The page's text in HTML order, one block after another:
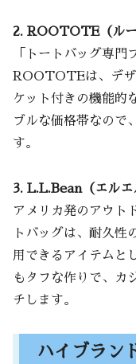
2. ROOTOTE（ルー
「トートバッグ専門
ROOTOTEは、デザ
ケット付きの機能的
ブルな価格帯なので
す。
3. L.L.Bean（エルエ
アメリカ発のアウト
トバッグは、耐久性
用できるアイテムと
もタフな作りで、カ
チします。
ハイブラン